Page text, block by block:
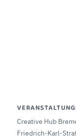
Creative Hub
Friedrich-Karl-